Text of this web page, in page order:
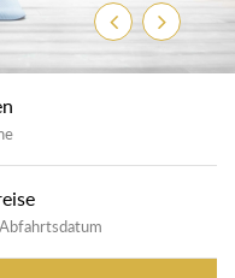
ZurückWeiter